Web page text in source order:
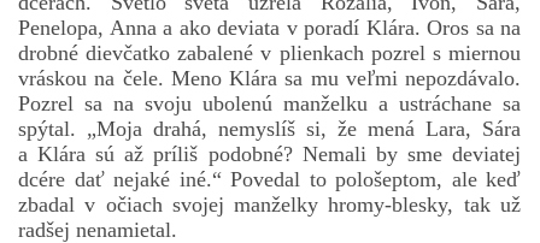
Penelopa, Anna a ako deviata v poradí Klára. Oros sa na
drobné dievčatko zabalené v plienkach pozrel s miernou
vráskou na čele. Meno Klára sa mu veľmi nepozdávalo.
Pozrel sa na svoju ubolenú manželku a ustráchane sa
spýtal. „Moja drahá, nemyslíš si, že mená Lara, Sára
a Klára sú až príliš podobné? Nemali by sme deviatej
dcére dať nejaké iné.“ Povedal to pološeptom, ale keď
zbadal v očiach svojej manželky hromy-blesky, tak už
radšej nenamietal.